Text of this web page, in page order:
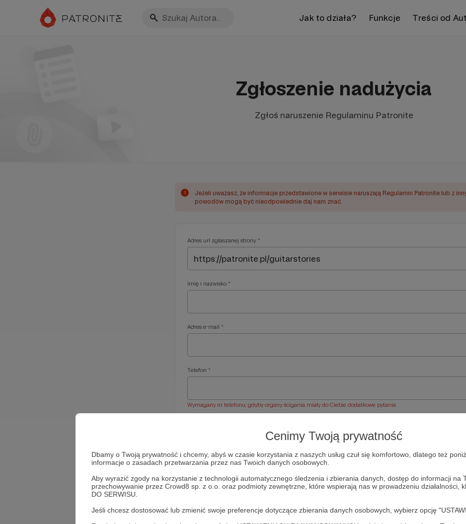
Cenimy Twoją prywatność
Dbamy o Twoją prywatność i chcemy, abyś w czasie korzystania z naszych usług czuł się komfortowo, dlatego też
informacje o zasadach przetwarzania przez nas Twoich danych osobowych.
Aby wyrazić zgody na korzystanie z technologii automatycznego śledzenia i zbierania danych, dostęp do informacji na
przechowywanie przez Crowd8 sp. z o.o. oraz podmioty zewnętrzne, które wspierają nas w prowadzeniu działalności,
DO SERWISU.
Jeśli chcesz dostosować lub zmienić swoje preferencje dotyczące zbierania danych osobowych, wybierz opcję
Jak to działa? Funkcje Treści od
Zgłoszenie nadużycia
Zgłoś naruszenie Regulaminu Patronite
!
Jeżeli uważasz, że informacje przedstawione w serwisie naruszają Regulamin Patronite lub z
powodów mogą być nieodpowiednie daj nam znać.
Adres url zgłaszanej strony *
Imię i nazwisko *
Adres e-mail *
Telefon *
Wymagany nr telefonu, gdyby organy ścigania miały do Ciebie dodatkowe pytania